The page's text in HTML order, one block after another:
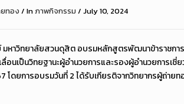
ทอง / Inภาพกิจกรรม / July 10, 2024
หาวิทยาลัยสวนดุสิต อบรมหลักสูตรพัฒนาข้าราชกา
อนเป็นวิทยฐานะผู้อำนวยการและรองผู้อำนวยการเชี่ย
โดยการอบรมวันที่ 2 ได้รับเกียรติจากวิทยากรผู้ถ่าย